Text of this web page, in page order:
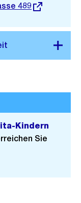
489
Kindern
Sie